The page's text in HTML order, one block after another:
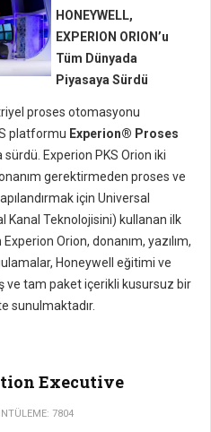
HONEYWELL,
EXPERION ORION’u
Tüm Dünyada
Piyasaya Sürdü
proses otomasyonu
platformu Experion® Proses
sürdü. Experion PKS Orion iki
gerektirmeden proses ve
için Universal
Kanal Teknolojisini) kullanan ilk
Orion, donanım, yazılım,
Honeywell eğitimi ve
ve tam paket içerikli kusursuz bir
sunulmaktadır.
Executive
7804